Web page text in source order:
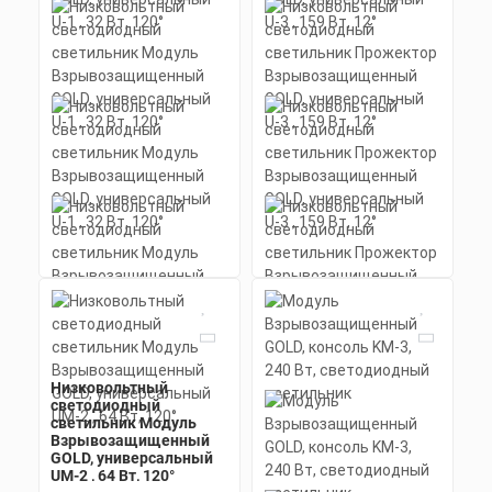
поликарбонат.
Скачать
КП
Низковольтный
светодиодный
светильник Модуль
Взрывозащищенный
GOLD, универсальный
U-1 , 32 Вт, 120°
Низковольтный
светодиодный
светильник Прожектор
Взрывозащищенный
GOLD, универсальный
U-3 , 159 Вт, 12°
Мощность: 159 Вт
Коэффициент мощности не менее:
0,95 cos
Материал корпуса:
Экструдированный
алюминиевый профиль
Цена по запросу
Низковольтный
светодиодный
светильник Модуль
Взрывозащищенный
GOLD, универсальный
UM-2 , 64 Вт, 120°